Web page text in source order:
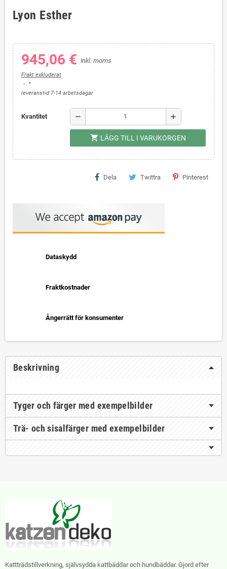
Lyon Esther
945,06 € Inkl. moms
Frakt exkluderat
*
leveranstid 7-14 arbetsdagar
Kvantitet remove add
shopping_cart LÄGG TILL I VARUKORGEN
Dela Twittra Pinterest
Dataskydd
Fraktkostnader
Ångerrätt för konsumenter
Beskrivning
Tyger och färger med exempelbilder
Trä- och sisalfärger med exempelbilder
Kattträdstillverkning, självsydda kattbäddar och hundbäddar. Gjord efter